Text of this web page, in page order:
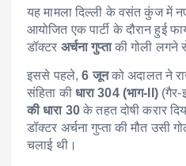
यह मामला दिल्ली के वसंत कुंज में
आयोजित एक पार्टी के दौरान हुई
डॉक्टर अर्चना गुप्ताकी गोली लगने
इससे पहले,6 जूनको अदालत ने
संहिता की धारा 304 (भाग-II)(गैर-
की धारा 30 के तहत दोषी करार
डॉक्टर अर्चना गुप्ता की मौत उसी
चलाई थी।